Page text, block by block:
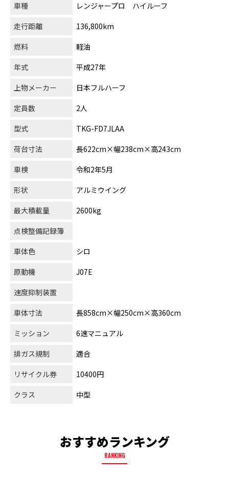
車種
レンジャープロ ハイルーフ
走行距離
136,800km
燃料
軽油
年式
平成27年
上物メーカー
日本フルハーフ
定員数
2人
型式
TKG-FD7JLAA
荷台寸法
長622cm×幅238cm×高243cm
車検
令和2年5月
形状
アルミウイング
最大積載量
2600kg
点検整備記録簿
車体色
シロ
原動機
J07E
速度抑制装置
車体寸法
長858cm×幅250cm×高360cm
ミッション
6速マニュアル
排ガス規制
適合
リサイクル券
10400円
クラス
中型
おすすめランキング
RANKING